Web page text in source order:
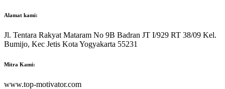
Alamat kami:
Jl. Tentara Rakyat Mataram No 9B Badran JT I/929 RT 38/09 Kel.
Bumijo, Kec Jetis Kota Yogyakarta 55231
Mitra Kami:
www.top-motivator.com